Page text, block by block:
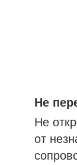
Не
Не
от